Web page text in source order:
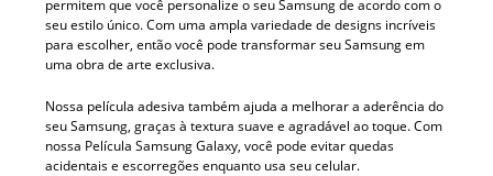
permitem que você personalize o seu Samsung de acordo com o
seu estilo único. Com uma ampla variedade de designs incríveis
para escolher, então você pode transformar seu Samsung em
uma obra de arte exclusiva.
Nossa película adesiva também ajuda a melhorar a aderência do
seu Samsung, graças à textura suave e agradável ao toque. Com
nossa Película Samsung Galaxy, você pode evitar quedas
acidentais e escorregões enquanto usa seu celular.